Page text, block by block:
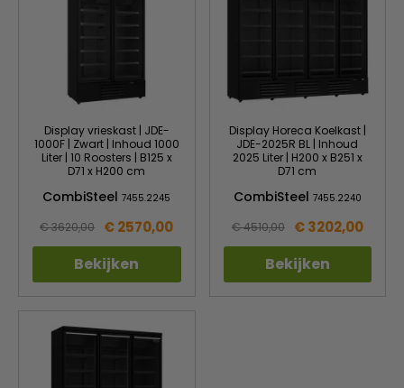
Display vrieskast | JDE-
1000F | Zwart | Inhoud 1000
Liter | 10 Roosters | B125 x
D71 x H200 cm
CombiSteel7455.2245
€ 3620,00 € 2570,00
Bekijken
Display Horeca Koelkast |
JDE-2025R BL | Inhoud
2025 Liter | H200 x B251 x
D71 cm
CombiSteel 7455.2240
€ 4510,00 € 3202,00
Bekijken